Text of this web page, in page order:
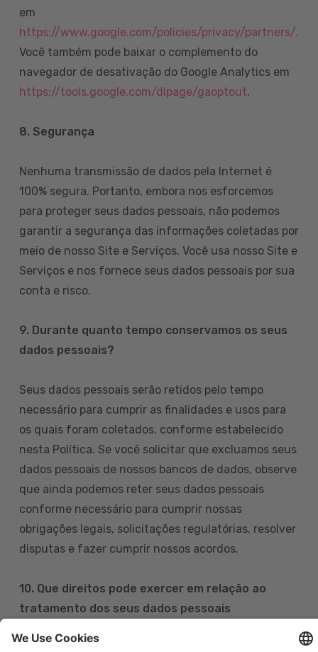
em
https://www.google.com/policies/privacy/partners/.
Você também pode baixar o complemento do
navegador de desativação do Google Analytics em
https://tools.google.com/dlpage/gaoptout.
8. Segurança
Nenhuma transmissão de dados pela Internet é
100% segura. Portanto, embora nos esforcemos
para proteger seus dados pessoais, não podemos
garantir a segurança das informações coletadas por
meio de nosso Site e Serviços. Você usa nosso Site e
Serviços e nos fornece seus dados pessoais por sua
conta e risco.
9. Durante quanto tempo conservamos os seus
dados pessoais?
Seus dados pessoais serão retidos pelo tempo
necessário para cumprir as finalidades e usos para
os quais foram coletados, conforme estabelecido
nesta Política. Se você solicitar que excluamos seus
dados pessoais de nossos bancos de dados, observe
que ainda podemos reter seus dados pessoais
conforme necessário para cumprir nossas
obrigações legais, solicitações regulatórias, resolver
disputas e fazer cumprir nossos acordos.
10. Que direitos pode exercer em relação ao
tratamento dos seus dados pessoais